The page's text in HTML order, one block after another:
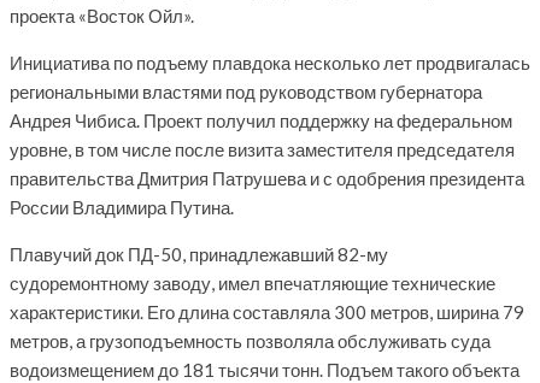
проекта «Восток Ойл».
Инициатива по подъему плавдока несколько лет продвигалась
региональными властями под руководством губернатора
Андрея Чибиса. Проект получил поддержку на федеральном
уровне, в том числе после визита заместителя председателя
правительства Дмитрия Патрушева и с одобрения президента
России Владимира Путина.
Плавучий док ПД-50, принадлежавший 82-му
судоремонтному заводу, имел впечатляющие технические
характеристики. Его длина составляла 300 метров, ширина 79
метров, а грузоподъемность позволяла обслуживать суда
водоизмещением до 181 тысячи тонн. Подъем такого объекта